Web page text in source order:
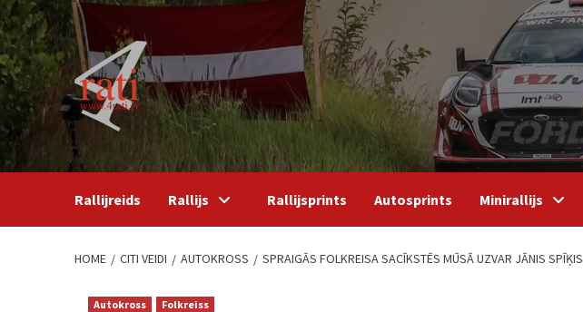
Skip
to
content
Rallijreids Rallijs Rallijsprints Autosprints Minirallijs
HOME CITI VEIDI AUTOKROSS SPRAIGĀS FOLKREISA SACĪKSTĒS MŪSĀ UZVAR JĀNIS
Autokross Folkreiss